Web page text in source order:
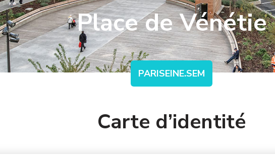
Place de Vénétie
PARISEINE.SEM
Carte d’identité